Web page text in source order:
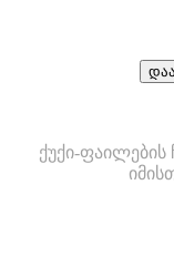
ქუქი-ფაილების